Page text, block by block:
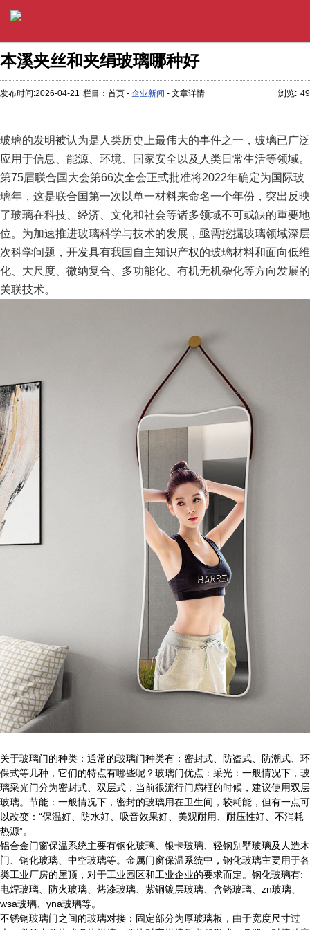
本溪夹丝和夹绢玻璃哪种好
发布时间:2026-04-21 栏目：首页 - 企业新闻 - 文章详情 浏览: 49
玻璃的发明被认为是人类历史上最伟大的事件之一，玻璃已广泛
应用于信息、能源、环境、国家安全以及人类日常生活等领域。
第75届联合国大会第66次全会正式批准将2022年确定为国际玻
璃年，这是联合国第一次以单一材料来命名一个年份，突出反映
了玻璃在科技、经济、文化和社会等诸多领域不可或缺的重要地
位。为加速推进玻璃科学与技术的发展，亟需挖掘玻璃领域深层
次科学问题，开发具有我国自主知识产权的玻璃材料和面向低维
化、大尺度、微纳复合、多功能化、有机无机杂化等方向发展的
关联技术。
关于玻璃门的种类：通常的玻璃门种类有：密封式、防盗式、防潮式、环
保式等几种，它们的特点有哪些呢？玻璃门优点：采光：一般情况下，玻
璃采光门分为密封式、双层式，当前很流行门扇框的时候，建议使用双层
玻璃。节能：一般情况下，密封的玻璃用在卫生间，较耗能，但有一点可
以改变：“保温好、防水好、吸音效果好、美观耐用、耐压性好、不消耗
热源”。
铝合金门窗保温系统主要有钢化玻璃、银卡玻璃、轻钢别墅玻璃及人造木
门、钢化玻璃、中空玻璃等。金属门窗保温系统中，钢化玻璃主要用于各
类工业厂房的屋顶，对于工业园区和工业企业的要求而定。钢化玻璃有:
电焊玻璃、防火玻璃、烤漆玻璃、紫铜镀层玻璃、含铬玻璃、zn玻璃、
wsa玻璃、yna玻璃等。
不锈钢玻璃门之间的玻璃对接：固定部分为厚玻璃板，由于宽度尺寸过